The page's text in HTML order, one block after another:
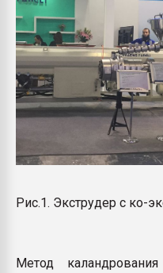
Рис.1. Экструдер с ко-
Метод каландрования